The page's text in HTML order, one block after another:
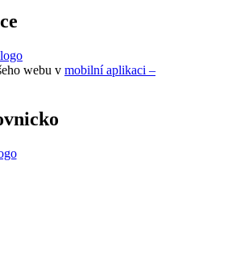
webu v mobilní aplikaci –